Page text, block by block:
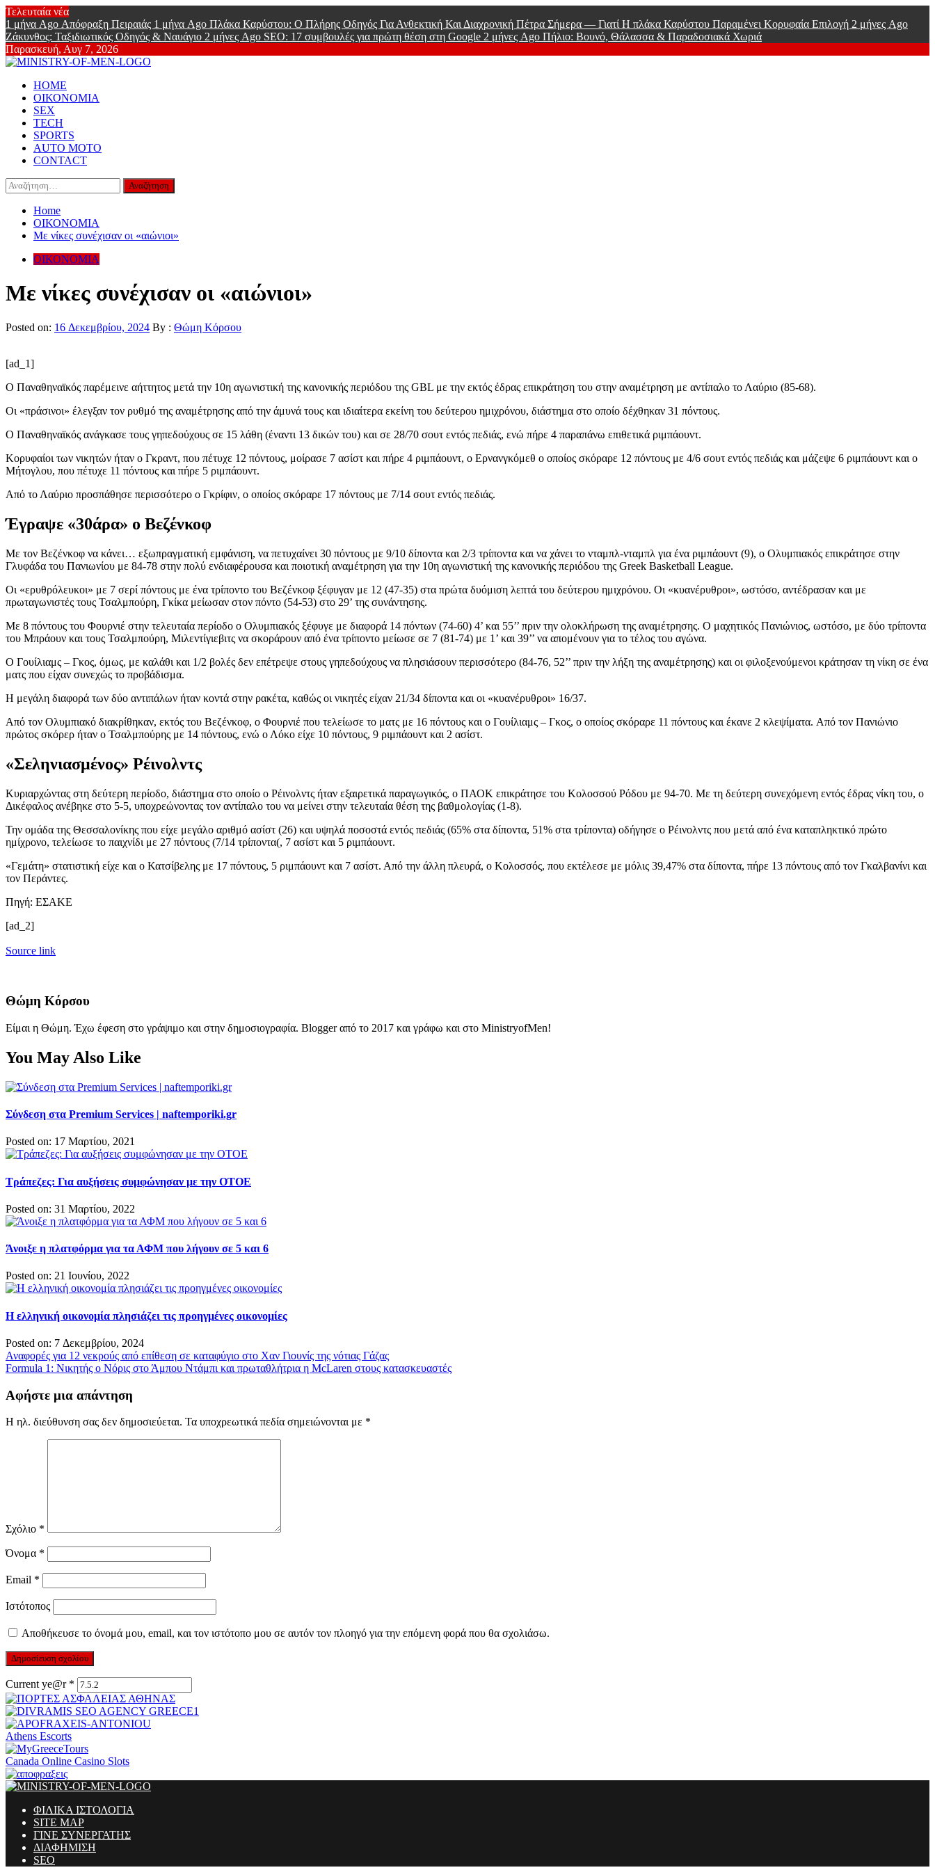
Skip
to
content
Τελευταία νέα
1 μήνα Ago Απόφραξη Πειραιάς 1 μήνα Ago Πλάκα Καρύστου: Ο Πλήρης Οδηγός Για Ανθεκτική Και Διαχρονική Πέτρα Σήμερα — Γιατί Η πλάκα Καρύστου Παραμένει Κορυφαία Επιλογή 2 μήνες Ago
Ζάκυνθος: Ταξιδιωτικός Οδηγός & Ναυάγιο 2 μήνες Ago SEO: 17 συμβουλές για πρώτη θέση στη Google 2 μήνες Ago Πήλιο: Βουνό, Θάλασσα & Παραδοσιακά Χωριά
Παρασκευή, Αυγ 7, 2026
Online Lifestyle περιοδικό για Aνδρες
Primary
Menu
HOME
ΟΙΚΟΝΟΜΙΑ
SEX
TECH
SPORTS
AUTO MOTO
CONTACT
Αναζήτηση
για:
Home
ΟΙΚΟΝΟΜΙΑ
Με νίκες συνέχισαν οι «αιώνιοι»
ΟΙΚΟΝΟΜΙΑ
Με νίκες συνέχισαν οι «αιώνιοι»
Posted on: 16 Δεκεμβρίου, 2024 By : Θώμη Κόρσου
[ad_1]
Ο Παναθηναϊκός παρέμεινε αήττητος μετά την 10η αγωνιστική της κανονικής περιόδου της GBL με την εκτός έδρας επικράτηση του στην αναμέτρηση με αντίπαλο το Λαύριο (85-68).
Οι «πράσινοι» έλεγξαν τον ρυθμό της αναμέτρησης από την άμυνά τους και ιδιαίτερα εκείνη του δεύτερου ημιχρόνου, διάστημα στο οποίο δέχθηκαν 31 πόντους.
Ο Παναθηναϊκός ανάγκασε τους γηπεδούχους σε 15 λάθη (έναντι 13 δικών του) και σε 28/70 σουτ εντός πεδιάς, ενώ πήρε 4 παραπάνω επιθετικά ριμπάουντ.
Κορυφαίοι των νικητών ήταν ο Γκραντ, που πέτυχε 12 πόντους, μοίρασε 7 ασίστ και πήρε 4 ριμπάουντ, ο Ερνανγκόμεθ ο οποίος σκόραρε 12 πόντους με 4/6 σουτ εντός πεδιάς και μάζεψε 6 ριμπάουντ και ο
Μήτογλου, που πέτυχε 11 πόντους και πήρε 5 ριμπάουντ.
Από το Λαύριο προσπάθησε περισσότερο ο Γκρίφιν, ο οποίος σκόραρε 17 πόντους με 7/14 σουτ εντός πεδιάς.
Έγραψε «30άρα» ο Βεζένκοφ
Με τον Βεζένκοφ να κάνει… εξωπραγματική εμφάνιση, να πετυχαίνει 30 πόντους με 9/10 δίποντα και 2/3 τρίποντα και να χάνει το νταμπλ-νταμπλ για ένα ριμπάουντ (9), ο Ολυμπιακός επικράτησε στην
Γλυφάδα του Πανιωνίου με 84-78 στην πολύ ενδιαφέρουσα και ποιοτική αναμέτρηση για την 10η αγωνιστική της κανονικής περιόδου της Greek Basketball League.
Οι «ερυθρόλευκοι» με 7 σερί πόντους με ένα τρίποντο του Βεζένκοφ ξέφυγαν με 12 (47-35) στα πρώτα δυόμιση λεπτά του δεύτερου ημιχρόνου. Οι «κυανέρυθροι», ωστόσο, αντέδρασαν και με
πρωταγωνιστές τους Τσαλμπούρη, Γκίκα μείωσαν στον πόντο (54-53) στο 29’ της συνάντησης.
Με 8 πόντους του Φουρνιέ στην τελευταία περίοδο ο Ολυμπιακός ξέφυγε με διαφορά 14 πόντων (74-60) 4’ και 55’’ πριν την ολοκλήρωση της αναμέτρησης. Ο μαχητικός Πανιώνιος, ωστόσο, με δύο τρίποντα
του Μπράουν και τους Τσαλμπούρη, Μιλεντίγιεβιτς να σκοράρουν από ένα τρίποντο μείωσε σε 7 (81-74) με 1’ και 39’’ να απομένουν για το τέλος του αγώνα.
Ο Γουίλιαμς – Γκος, όμως, με καλάθι και 1/2 βολές δεν επέτρεψε στους γηπεδούχους να πλησιάσουν περισσότερο (84-76, 52’’ πριν την λήξη της αναμέτρησης) και οι φιλοξενούμενοι κράτησαν τη νίκη σε ένα
ματς που είχαν συνεχώς το προβάδισμα.
Η μεγάλη διαφορά των δύο αντιπάλων ήταν κοντά στην ρακέτα, καθώς οι νικητές είχαν 21/34 δίποντα και οι «κυανέρυθροι» 16/37.
Από τον Ολυμπιακό διακρίθηκαν, εκτός του Βεζένκοφ, ο Φουρνιέ που τελείωσε το ματς με 16 πόντους και ο Γουίλιαμς – Γκος, ο οποίος σκόραρε 11 πόντους και έκανε 2 κλεψίματα. Από τον Πανιώνιο
πρώτος σκόρερ ήταν ο Τσαλμπούρης με 14 πόντους, ενώ ο Λόκο είχε 10 πόντους, 9 ριμπάουντ και 2 ασίστ.
«Σεληνιασμένος» Ρέινολντς
Κυριαρχώντας στη δεύτερη περίοδο, διάστημα στο οποίο ο Ρέινολντς ήταν εξαιρετικά παραγωγικός, ο ΠΑΟΚ επικράτησε του Κολοσσού Ρόδου με 94-70. Με τη δεύτερη συνεχόμενη εντός έδρας νίκη του, ο
Δικέφαλος ανέβηκε στο 5-5, υποχρεώνοντας τον αντίπαλο του να μείνει στην τελευταία θέση της βαθμολογίας (1-8).
Την ομάδα της Θεσσαλονίκης που είχε μεγάλο αριθμό ασίστ (26) και υψηλά ποσοστά εντός πεδιάς (65% στα δίποντα, 51% στα τρίποντα) οδήγησε ο Ρέινολντς που μετά από ένα καταπληκτικό πρώτο
ημίχρονο, τελείωσε το παιχνίδι με 27 πόντους (7/14 τρίποντα(, 7 ασίστ και 5 ριμπάουντ.
«Γεμάτη» στατιστική είχε και ο Κατσίβελης με 17 πόντους, 5 ριμπάουντ και 7 ασίστ. Από την άλλη πλευρά, ο Κολοσσός, που εκτέλεσε με μόλις 39,47% στα δίποντα, πήρε 13 πόντους από τον Γκαλβανίνι και
τον Περάντες.
Πηγή: ΕΣΑΚΕ
[ad_2]
Source link
Θώμη Κόρσου
Είμαι η Θώμη. Έχω έφεση στο γράψιμο και στην δημοσιογραφία. Blogger από το 2017 και γράφω και στο MinistryofMen!
You May Also Like
Σύνδεση στα Premium Services | naftemporiki.gr
Posted on: 17 Μαρτίου, 2021
Τράπεζες: Για αυξήσεις συμφώνησαν με την ΟΤΟΕ
Posted on: 31 Μαρτίου, 2022
Άνοιξε η πλατφόρμα για τα ΑΦΜ που λήγουν σε 5 και 6
Posted on: 21 Ιουνίου, 2022
Η ελληνική οικονομία πλησιάζει τις προηγμένες οικονομίες
Posted on: 7 Δεκεμβρίου, 2024
Πλοήγηση
άρθρων
Αναφορές για 12 νεκρούς από επίθεση σε καταφύγιο στο Χαν Γιουνίς της νότιας Γάζας
Formula 1: Νικητής ο Νόρις στο Άμπου Ντάμπι και πρωταθλήτρια η McLaren στους κατασκευαστές
Αφήστε μια απάντηση
Η ηλ. διεύθυνση σας δεν δημοσιεύεται. Τα υποχρεωτικά πεδία σημειώνονται με *
Σχόλιο *
Όνομα *
Email *
Ιστότοπος
Αποθήκευσε το όνομά μου, email, και τον ιστότοπο μου σε αυτόν τον πλοηγό για την επόμενη φορά που θα σχολιάσω.
Current ye@r *
Athens Escorts
Canada Online Casino Slots
ΦΙΛΙΚΑ ΙΣΤΟΛΟΓΙΑ
SITE MAP
ΓΙΝΕ ΣΥΝΕΡΓΑΤΗΣ
ΔΙΑΦΗΜΙΣΗ
SEO